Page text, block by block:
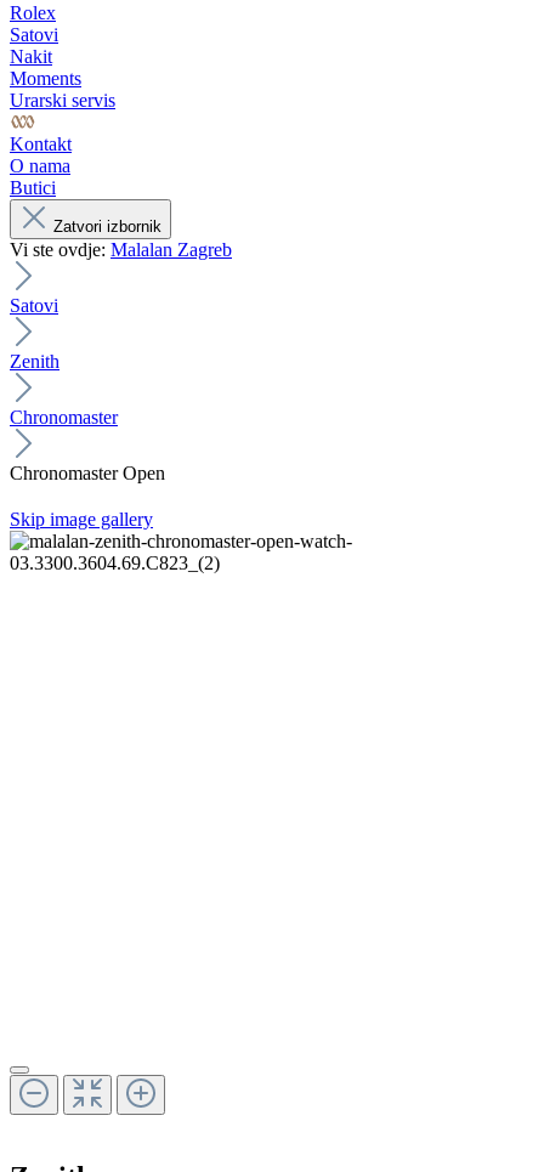
Rolex
Satovi
Nakit
Moments
Urarski servis
Kontakt
O nama
Butici
Zatvori izbornik
Vi ste ovdje: Malalan Zagreb
Satovi
Zenith
Chronomaster
Chronomaster Open
Skip image gallery